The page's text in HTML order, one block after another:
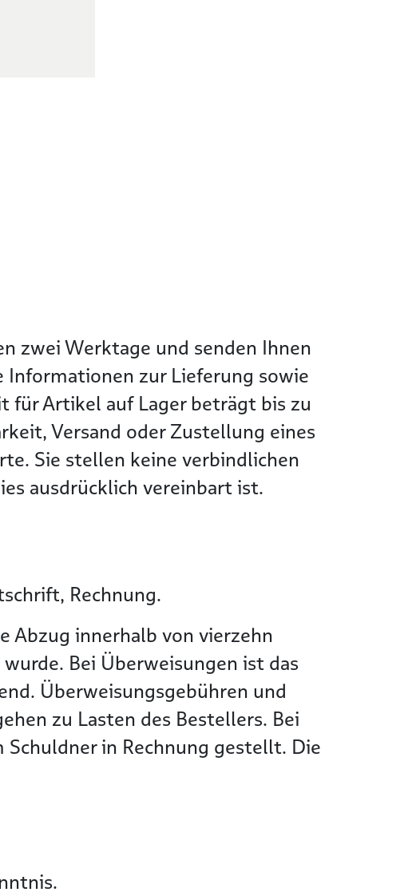
zwei Werktage und senden Ihnen
Informationen zur Lieferung sowie
für Artikel auf Lager beträgt bis zu
Versand oder Zustellung eines
Sie stellen keine verbindlichen
ausdrücklich vereinbart ist.
Rechnung.
Abzug innerhalb von vierzehn
Bei Überweisungen ist das
Überweisungsgebühren und
zu Lasten des Bestellers. Bei
in Rechnung gestellt. Die